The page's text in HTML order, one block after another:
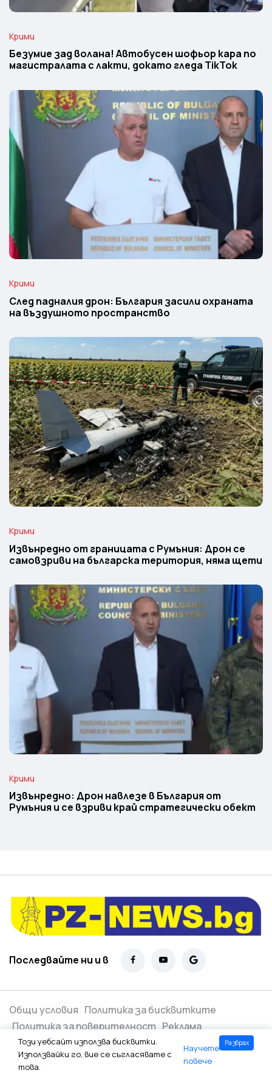
Крими
Безумие зад волана! Автобусен шофьор кара по
магистралата с лакти, докато гледа TikTok
Крими
След падналия дрон: България засили охраната
на въздушното пространство
Крими
Извънредно от границата с Румъния: Дрон се
самовзриви на българска територия, няма щети
Крими
Извънредно: Дрон навлезе в България от
Румъния и се взриви край стратегически обект
Последвайте ни и в
Общи условия Политика за бисквитките
Политика за поверителност Реклама
Всички права запазени ©2026
Този уебсайт използва бисквитки.
Използвайки го, вие се съгласявате с
това.
Научете
повече
Разбрах